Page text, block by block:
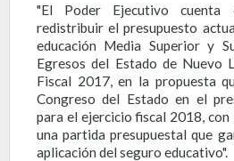
"El Poder Ejecutivo
redistribuir el presupuesto
educación Media Superior y
Egresos del Estado de Nuevo
Fiscal 2017, en la propuesta
Congreso del Estado en el
para el ejercicio fiscal 2018,
una partida presupuestal que
aplicación del seguro educativo".